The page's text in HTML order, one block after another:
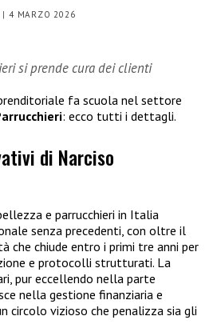
|4 MARZO 2026
si prende cura dei clienti
fa scuola nel settore
: ecco tutti i dettagli.
di Narciso
e parrucchieri in Italia
senza precedenti, con oltre il
che chiude entro i primi tre anni per
e protocolli strutturati. La
pur eccellendo nella parte
nella gestione finanziaria e
circolo vizioso che penalizza sia gli